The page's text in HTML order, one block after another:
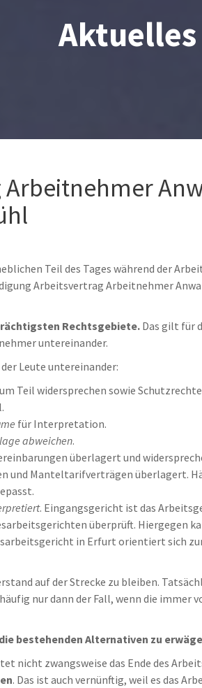
Aktuelles
Teil des Tages während der
Arbeitsvertrag Arbeitnehmer
Rechtsgebiete.Das gilt für
untereinander.
Leute untereinander:
Teil widersprechen sowie
für Interpretation.
abweichen.
überlagert und
und Manteltarifverträgen überlagert.
. Eingangsgericht ist das
überprüft. Hiergegen
in Erfurt orientiert sich
auf der Strecke zu bleiben.
nur dann der Fall, wenn die immer
bestehenden Alternativen zu
nicht zwangsweise das Ende des
. Das ist auch vernünftig, weil es das